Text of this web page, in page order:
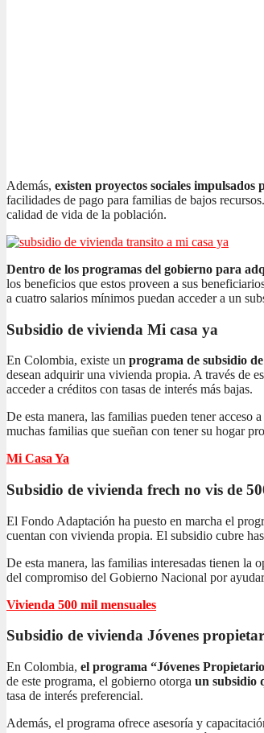
Además, existen proyectos sociales
facilidades de pago para familias de bajos
calidad de vida de la población.
Dentro de los programas del gobierno para
los beneficios que estos proveen a sus
a cuatro salarios mínimos puedan acceder a un
Subsidio de vivienda Mi casa ya
En Colombia, existe un programa de subsidio
desean adquirir una vivienda propia. A través de
acceder a créditos con tasas de interés más bajas.
De esta manera, las familias pueden tener
muchas familias que sueñan con tener su hogar
Mi Casa Ya
Subsidio de vivienda frech no vis de
El Fondo Adaptación ha puesto en marcha el
cuentan con vivienda propia. El subsidio cubre
De esta manera, las familias interesadas tienen la
del compromiso del Gobierno Nacional por
Vivienda 500 mil mensuales
Subsidio de vivienda Jóvenes
En Colombia, el programa “Jóvenes
de este programa, el gobierno otorga un subsidio
tasa de interés preferencial.
Además, el programa ofrece asesoría y